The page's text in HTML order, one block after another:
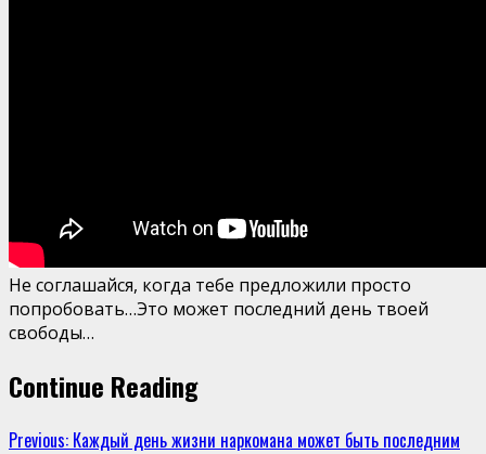
Не соглашайся, когда тебе предложили просто
попробовать…Это может последний день твоей
свободы…
Continue Reading
Previous: Каждый день жизни наркомана может быть последним